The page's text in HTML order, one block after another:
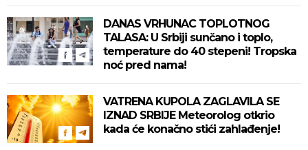
DANAS VRHUNAC TOPLOTNOG
TALASA: U Srbiji sunčano i toplo,
temperature do 40 stepeni! Tropska
noć pred nama!
VATRENA KUPOLA ZAGLAVILA SE
IZNAD SRBIJE Meteorolog otkrio
kada će konačno stići zahlađenje!